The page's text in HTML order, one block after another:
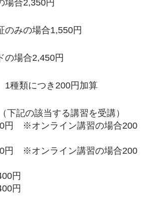
合2,350円
みの場合1,550円
場合2,450円
種類につき200円加算
記の該当する講習を受講）
円 ※オンライン講習の場合200
円 ※オンライン講習の場合200
円
円